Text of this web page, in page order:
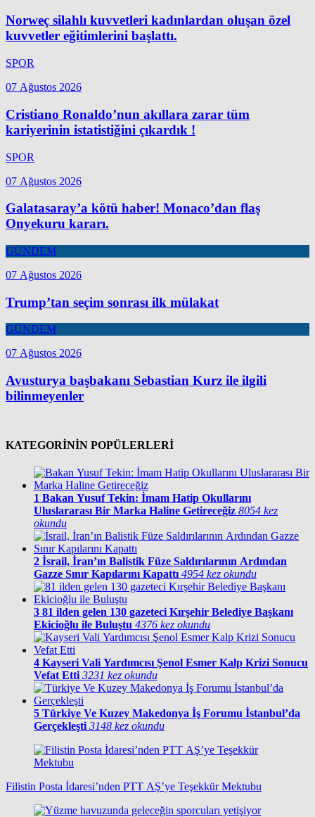
Norweç silahlı kuvvetleri kadınlardan oluşan özel
kuvvetler eğitimlerini başlattı.
SPOR
07 Ağustos 2026
Cristiano Ronaldo’nun akıllara zarar tüm
kariyerinin istatistiğini çıkardık !
SPOR
07 Ağustos 2026
Galatasaray’a kötü haber! Monaco’dan flaş
Onyekuru kararı.
GÜNDEM
07 Ağustos 2026
Trump’tan seçim sonrası ilk mülakat
GÜNDEM
07 Ağustos 2026
Avusturya başbakanı Sebastian Kurz ile ilgili
bilinmeyenler
KATEGORİNİN POPÜLERLERİ
1 Bakan Yusuf Tekin: İmam Hatip Okullarını
Uluslararası Bir Marka Haline Getireceğiz 8054 kez
okundu
2 İsrail, İran’ın Balistik Füze Saldırılarının Ardından
Gazze Sınır Kapılarını Kapattı 4954 kez okundu
3 81 ilden gelen 130 gazeteci Kırşehir Belediye Başkanı
Ekicioğlu ile Buluştu 4376 kez okundu
4 Kayseri Vali Yardımcısı Şenol Esmer Kalp Krizi Sonucu
Vefat Etti 3231 kez okundu
5 Türkiye Ve Kuzey Makedonya İş Forumu İstanbul’da
Gerçekleşti 3148 kez okundu
Filistin Posta İdaresi’nden PTT AŞ’ye Teşekkür Mektubu